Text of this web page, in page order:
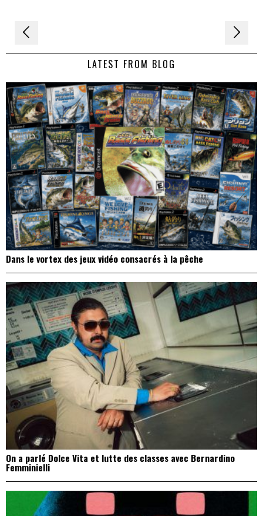
Navigation
de LATEST FROM BLOG
Dans le vortex des jeux vidéo consacrés à la pêche
On a parlé Dolce Vita et lutte des classes avec Bernardino
Femminielli